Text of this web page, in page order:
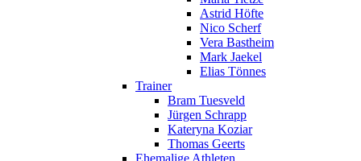
Astrid Höfte
Nico Scherf
Vera Bastheim
Mark Jaekel
Elias Tönnes
Trainer
Bram Tuesveld
Jürgen Schrapp
Kateryna Koziar
Thomas Geerts
Ehemalige Athleten